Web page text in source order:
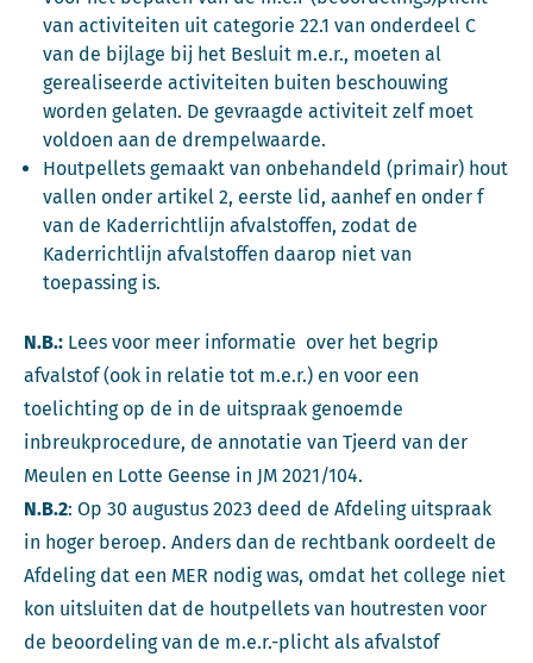
van activiteiten uit categorie 22.1 van onderdeel C
van de bijlage bij het Besluit m.e.r., moeten al
gerealiseerde activiteiten buiten beschouwing
worden gelaten. De gevraagde activiteit zelf moet
voldoen aan de drempelwaarde.
Houtpellets gemaakt van onbehandeld (primair) hout
vallen onder artikel 2, eerste lid, aanhef en onder f
van de Kaderrichtlijn afvalstoffen, zodat de
Kaderrichtlijn afvalstoffen daarop niet van
toepassing is.
N.B.: Lees voor meer informatie over het begrip
afvalstof (ook in relatie tot m.e.r.) en voor een
toelichting op de in de uitspraak genoemde
inbreukprocedure, de annotatie van Tjeerd van der
Meulen en Lotte Geense in JM 2021/104.
N.B.2: Op 30 augustus 2023 deed de Afdeling uitspraak
in hoger beroep. Anders dan de rechtbank oordeelt de
Afdeling dat een MER nodig was, omdat het college niet
kon uitsluiten dat de houtpellets van houtresten voor
de beoordeling van de m.e.r.-plicht als afvalstof